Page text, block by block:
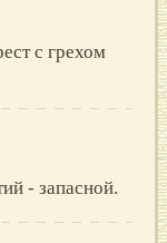
с гpехом
- запасной.